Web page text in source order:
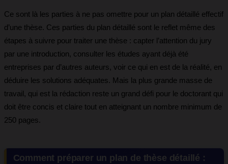
Ce sont là les parties à ne pas omettre pour un plan détaillé effectif
d’une thèse. Ces parties du plan détaillé sont le reflet même des
étapes à suivre pour traiter une thèse : capter l’attention du jury
par une introduction, consulter les études ayant déjà été
entreprises par d’autres auteurs, voir ce qui en est de la réalité, en
déduire les solutions adéquates. Mais la plus grande masse de
travail, qui est la rédaction reste un grand défi pour le doctorant qui
doit être concis et claire tout en atteignant un nombre minimum de
250 pages.
Comment préparer un plan de thèse détaillé :